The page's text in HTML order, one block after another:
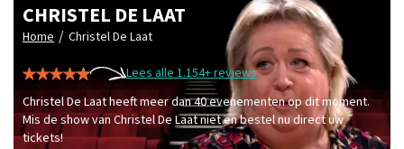
CHRISTEL DE LAAT
Home / Christel De Laat
Lees alle 1.154+ reviews
Christel De Laat heeft meer dan 40 evenementen op dit moment.
Mis de show van Christel De Laat niet en bestel nu direct uw
tickets!